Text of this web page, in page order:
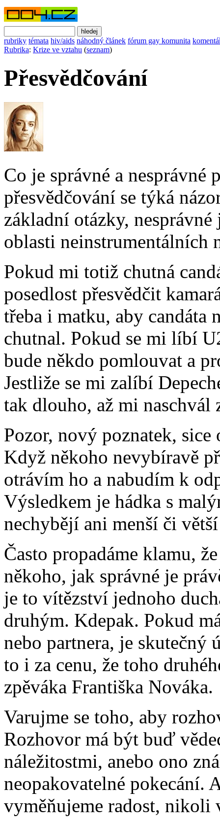
rubriky témata hiv/aids náhodný článek fórum gay komunita
Rubrika: Krize ve vztahu (seznam)
Přesvědčování
Co je správné a nesprávné
přesvědčování se týká
základní otázky,
oblasti neinstrumentálních
Pokud mi totiž chutná
posedlost přesvědčit
třeba i matku, aby candáta
chutnal. Pokud se mi líbí
bude někdo pomlouvat a
Jestliže se mi zalíbí
tak dlouho, až mi naschvál
Pozor, nový poznatek,
Když někoho nevybíravě
otrávím ho a nabudím k
Výsledkem je hádka s
nechybějí ani menší či
Často propadáme klamu,
někoho, jak správné je
je to vítězství jednoho
druhým. Kdepak. Pokud
nebo partnera, je skutečný
to i za cenu, že toho
zpěváka Františka Nováka.
Varujme se toho, aby
Rozhovor má být buď
náležitostmi, anebo ono
neopakovatelné pokecání.
vyměňujeme radost, nikoli